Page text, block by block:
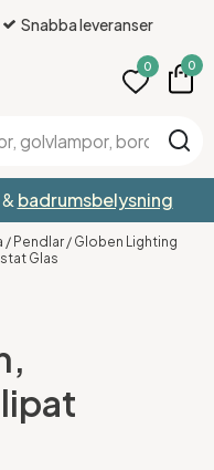
Snabba leveranser
0 0
& badrumsbelysning
/ Pendlar / Globen Lighting
Glas